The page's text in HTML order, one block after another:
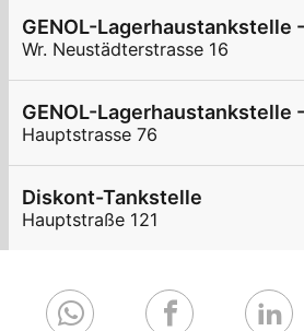
Wr. Neustädterstrasse 16
Hauptstrasse 76
Diskont-Tankstelle
Hauptstraße 121